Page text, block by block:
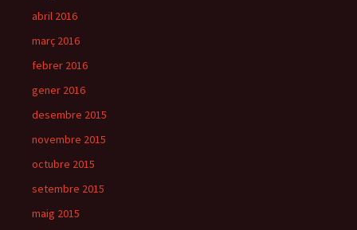
abril 2016
març 2016
febrer 2016
gener 2016
desembre 2015
novembre 2015
octubre 2015
setembre 2015
maig 2015